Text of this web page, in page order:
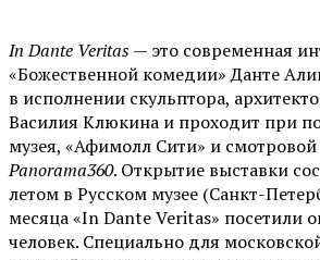
In Dante Veritas— это современная
«Божественной комедии» Данте
в исполнении скульптора,
Василия Клюкина и проходит при
музея, «Афимолл Сити» и
Panorama360. Открытие выставки
летом в Русском музее (Санкт-
месяца «In Dante Veritas» посетили
человек. Специально для